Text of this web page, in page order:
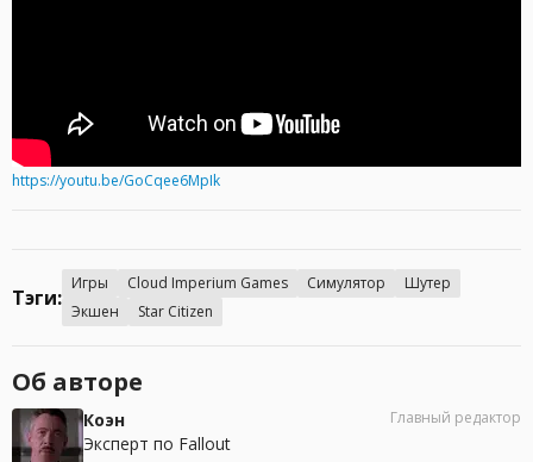
https://youtu.be/GoCqee6MpIk
Тэги:
Игры Cloud Imperium Games Симулятор
Шутер
Экшен
Star Citizen
Об авторе
Коэн
Эксперт по Fallout
Главный редактор